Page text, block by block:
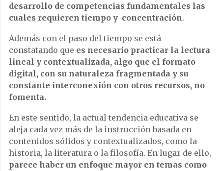
desarrollo de competencias fundamentales las
cuales requieren tiempo y concentración.
Además con el paso del tiempo se está
constatando que es necesario practicar la lectura
lineal y contextualizada, algo que el formato
digital, con su naturaleza fragmentada y su
constante interconexión con otros recursos, no
fomenta.
En este sentido, la actual tendencia educativa se
aleja cada vez más de la instrucción basada en
contenidos sólidos y contextualizados, como la
historia, la literatura o la filosofía. En lugar de ello,
parece haber un enfoque mayor en temas como